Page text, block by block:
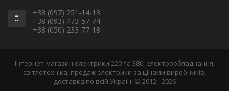
+38 (097) 251-14-13
+38 (093) 473-57-74
+38 (050) 233-77-18
Інтернет-магазин електрики 220 та 380, електрообладнання,
світлотехніка, продаж електрики за цінами виробників,
доставка по всій Україні © 2012 - 2026